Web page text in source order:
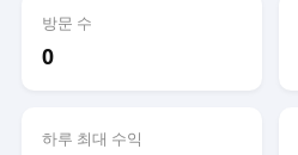
방문 수
0
하루 최대 수익